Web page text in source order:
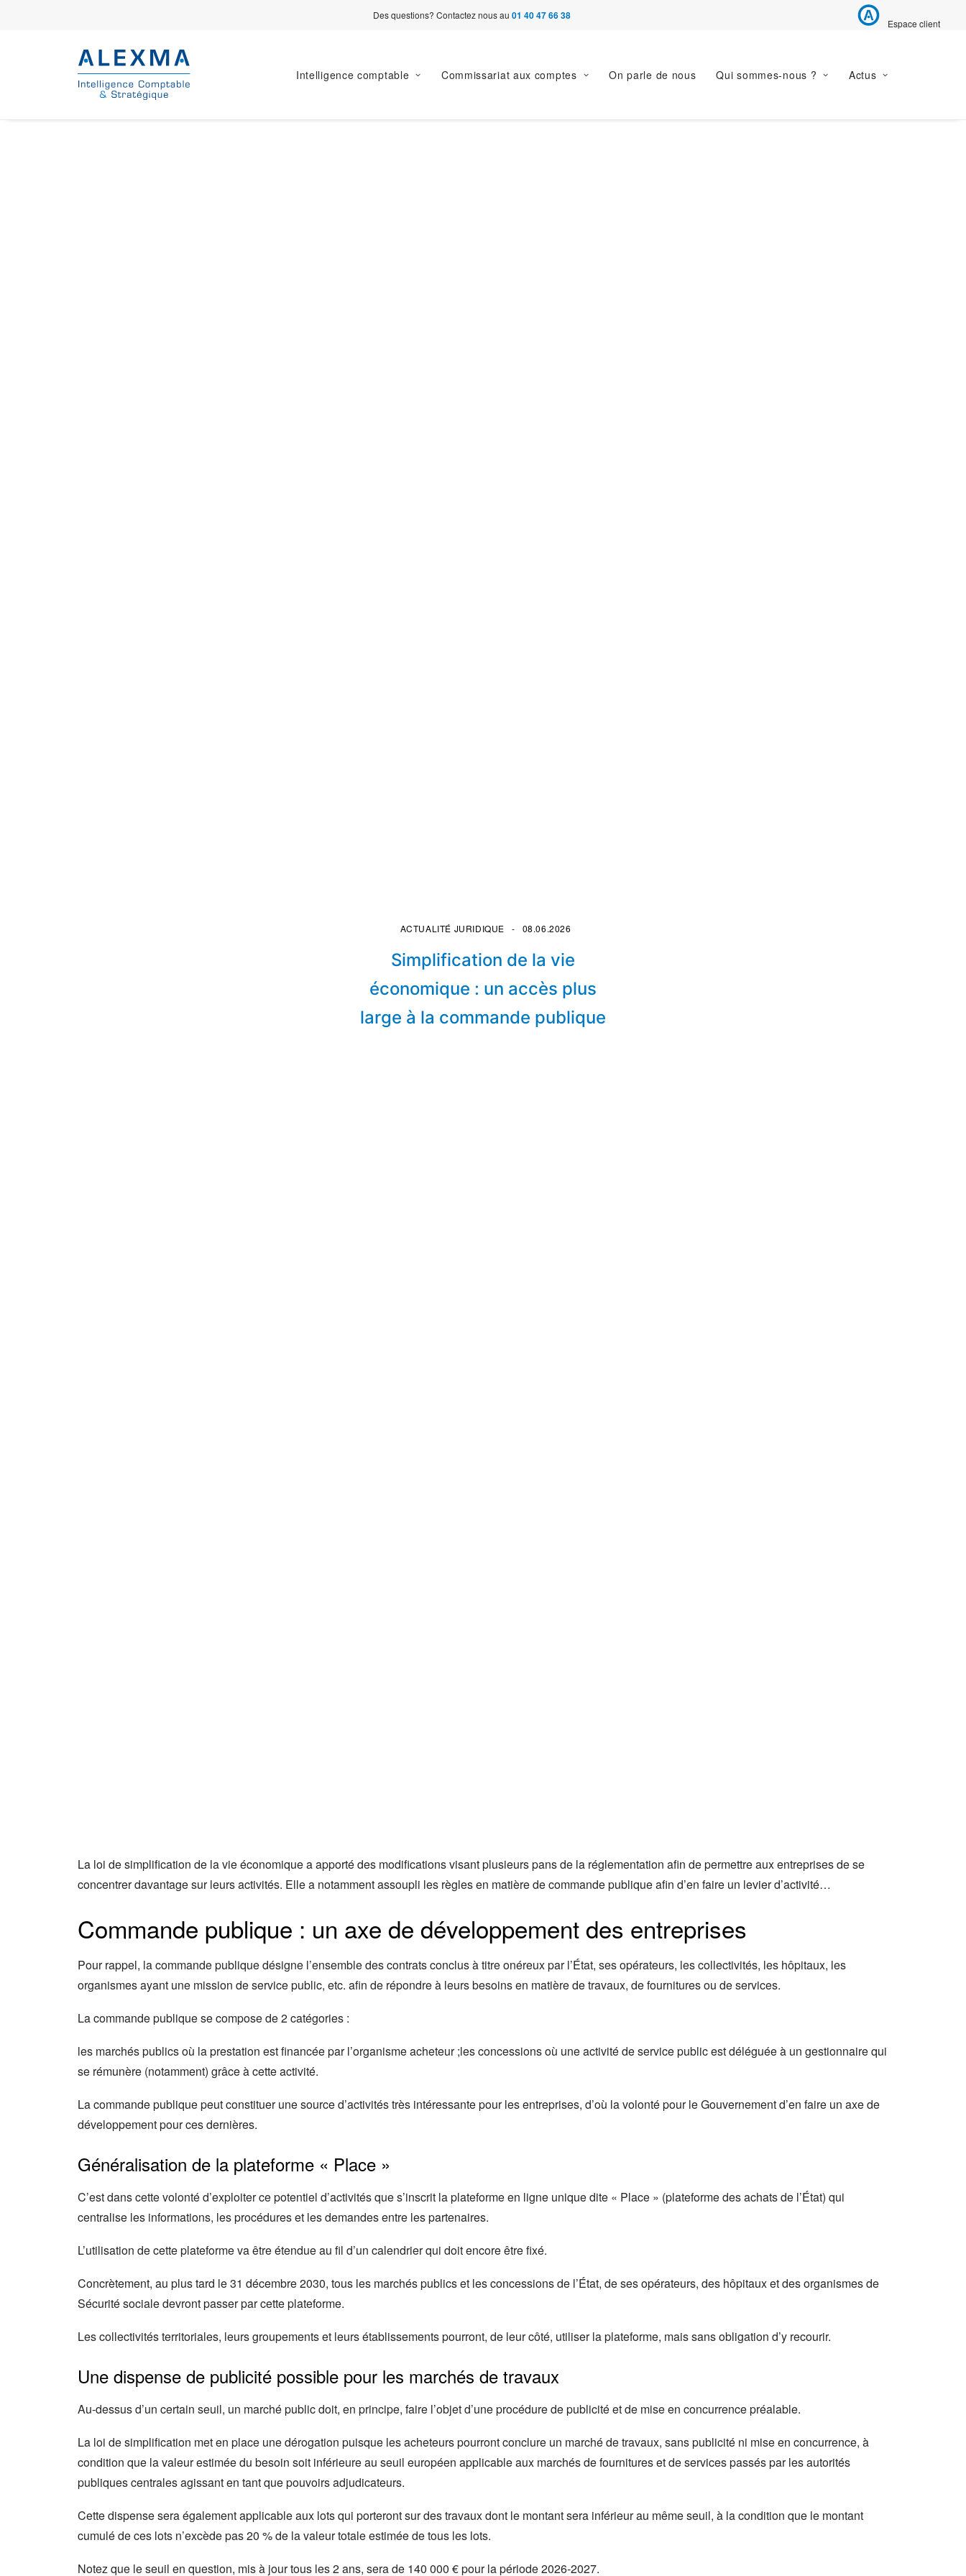
Des questions? Contactez nous au 01 40 47 66 38
Espace client
Intelligence comptable Commissariat aux comptes On parle de nous Qui sommes-nous ? Actus
Simplification de la vie
économique : un accès plus
large à la commande publique
08.06.2026
ACTUALITÉ JURIDIQUE
La loi de simplification de la vie économique a apporté des modifications visant plusieurs pans de la réglementation afin de permettre aux entreprises de se
concentrer davantage sur leurs activités. Elle a notamment assoupli les règles en matière de commande publique afin d’en faire un levier d’activité…
Commande publique : un axe de développement des entreprises
Pour rappel, la commande publique désigne l’ensemble des contrats conclus à titre onéreux par l’État, ses opérateurs, les collectivités, les hôpitaux, les
organismes ayant une mission de service public, etc. afin de répondre à leurs besoins en matière de travaux, de fournitures ou de services.
La commande publique se compose de 2 catégories :
les marchés publics où la prestation est financée par l’organisme acheteur ;les concessions où une activité de service public est déléguée à un gestionnaire qui
se rémunère (notamment) grâce à cette activité.
La commande publique peut constituer une source d’activités très intéressante pour les entreprises, d’où la volonté pour le Gouvernement d’en faire un axe de
développement pour ces dernières.
Généralisation de la plateforme « Place »
C’est dans cette volonté d’exploiter ce potentiel d’activités que s’inscrit la plateforme en ligne unique dite « Place » (plateforme des achats de l’État) qui
centralise les informations, les procédures et les demandes entre les partenaires.
L’utilisation de cette plateforme va être étendue au fil d’un calendrier qui doit encore être fixé.
Concrètement, au plus tard le 31 décembre 2030, tous les marchés publics et les concessions de l’État, de ses opérateurs, des hôpitaux et des organismes de
Sécurité sociale devront passer par cette plateforme.
Les collectivités territoriales, leurs groupements et leurs établissements pourront, de leur côté, utiliser la plateforme, mais sans obligation d’y recourir.
Une dispense de publicité possible pour les marchés de travaux
Au-dessus d’un certain seuil, un marché public doit, en principe, faire l’objet d’une procédure de publicité et de mise en concurrence préalable.
La loi de simplification met en place une dérogation puisque les acheteurs pourront conclure un marché de travaux, sans publicité ni mise en concurrence, à
condition que la valeur estimée du besoin soit inférieure au seuil européen applicable aux marchés de fournitures et de services passés par les autorités
publiques centrales agissant en tant que pouvoirs adjudicateurs.
Cette dispense sera également applicable aux lots qui porteront sur des travaux dont le montant sera inférieur au même seuil, à la condition que le montant
cumulé de ces lots n’excède pas 20 % de la valeur totale estimée de tous les lots.
Notez que le seuil en question, mis à jour tous les 2 ans, sera de 140 000 € pour la période 2026-2027.